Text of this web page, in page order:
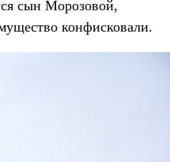
сын Морозовой,
конфисковали.